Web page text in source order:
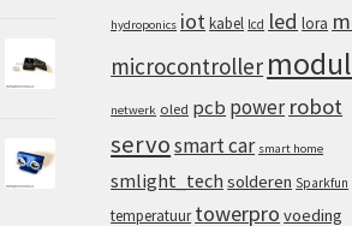
hydroponics iotkabel lcd led lora
microcontroller
netwerk oled pcb power robot
servosmart car smart home
smlight_tech solderen Sparkfun
temperatuur towerpro voeding